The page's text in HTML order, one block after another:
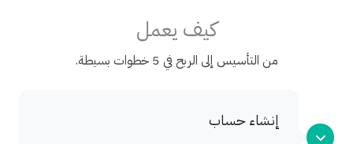
كيف يعمل
من التأسيس إلى الربح في 5 خطوات بسيطة.
إنشاء حساب